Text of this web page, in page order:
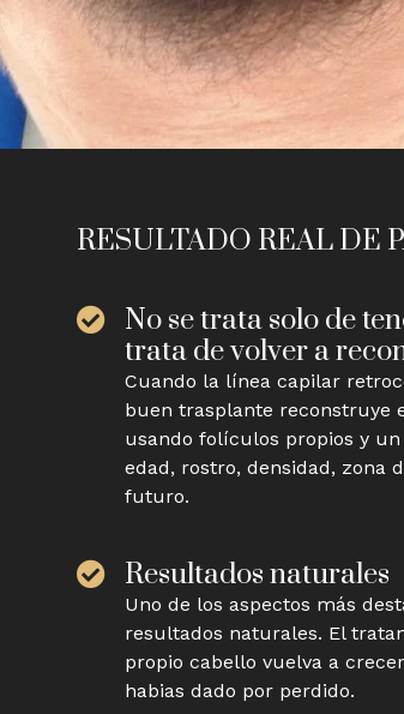
RESULTADO REAL DE
No se trata solo de
trata de volver a
Cuando la línea capilar
buen trasplante reconstruye
usando folículos propios y
edad, rostro, densidad, zona
futuro.
Resultados naturales
Uno de los aspectos más
resultados naturales. El
propio cabello vuelva a
habias dado por perdido.